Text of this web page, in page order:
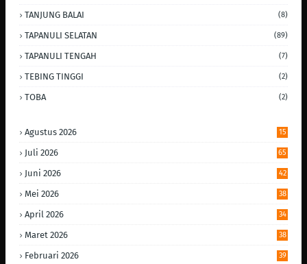
TANJUNG BALAI (8)
TAPANULI SELATAN (89)
TAPANULI TENGAH (7)
TEBING TINGGI (2)
TOBA (2)
Agustus 2026 15
Juli 2026 65
Juni 2026 42
Mei 2026 38
April 2026 34
Maret 2026 38
Februari 2026 39